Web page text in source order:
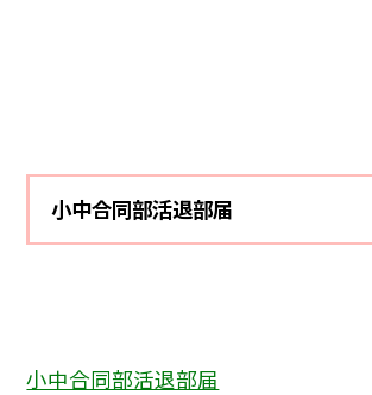
小中合同部活退部届
小中合同部活退部届